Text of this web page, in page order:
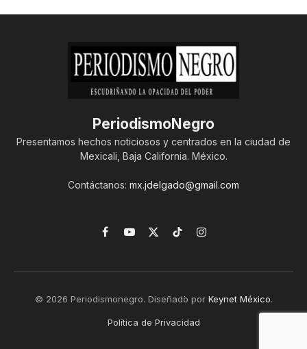
PeriodismoNegro
Presentamos hechos noticiosos y centrados en la ciudad de
Mexicali, Baja California. México.
Contáctanos: mx.jdelgado@gmail.com
Facebook
YouTube
X
TikTokInstagram
© 2026 Periodismonegro. Diseñado por Keynet México.
Política de Privacidad